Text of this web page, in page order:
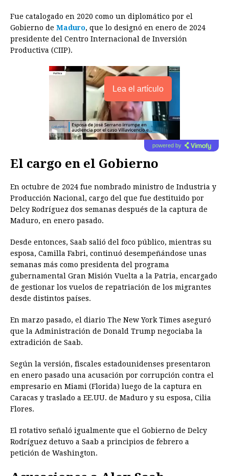
Fue catalogado en 2020 como un diplomático por el
Gobierno de Maduro, que lo designó en enero de 2024
presidente del Centro Internacional de Inversión
Productiva (CIIP).
Lea el artículo
powered by
El cargo en el Gobierno
En octubre de 2024 fue nombrado ministro de Industria y
Producción Nacional, cargo del que fue destituido por
Delcy Rodríguez dos semanas después de la captura de
Maduro, en enero pasado.
Desde entonces, Saab salió del foco público, mientras su
esposa, Camilla Fabri, continuó desempeñándose unas
semanas más como presidenta del programa
gubernamental Gran Misión Vuelta a la Patria, encargado
de gestionar los vuelos de repatriación de los migrantes
desde distintos países.
En marzo pasado, el diario The New York Times aseguró
que la Administración de Donald Trump negociaba la
extradición de Saab.
Según la versión, fiscales estadounidenses presentaron
en enero pasado una acusación por corrupción contra el
empresario en Miami (Florida) luego de la captura en
Caracas y traslado a EE.UU. de Maduro y su esposa, Cilia
Flores.
El rotativo señaló igualmente que el Gobierno de Delcy
Rodríguez detuvo a Saab a principios de febrero a
petición de Washington.